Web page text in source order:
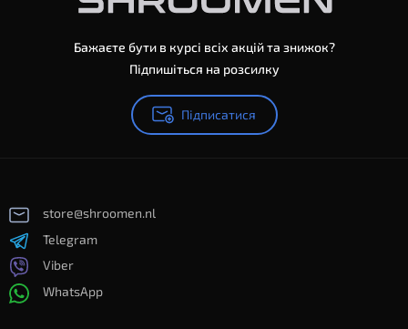
Бажаєте бути в курсі всіх акцій та знижок?
Підпишіться на розсилку
Підписатися
store@shroomen.nl
Telegram
Viber
WhatsApp